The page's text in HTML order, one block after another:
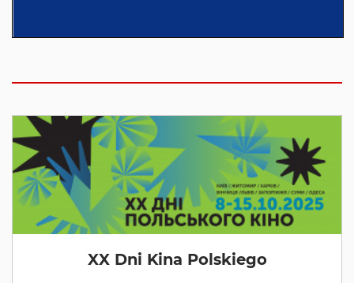
XX Dni Kina Polskiego